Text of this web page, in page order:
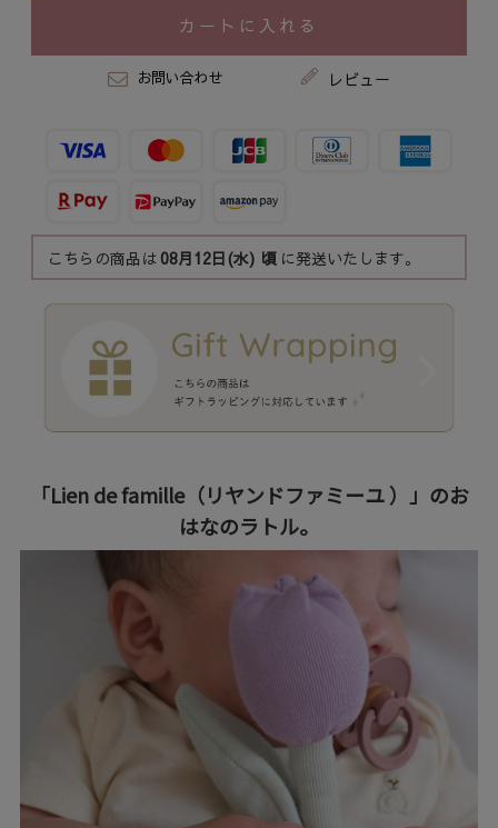
カートに入れる
お問い合わせ レビュー
こちらの商品は08月12日(水) 頃 に発送いたします。
「Lien de famille（リヤンドファミーユ ）」のお
はなのラトル。